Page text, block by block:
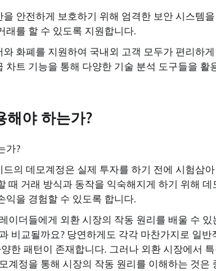
안전하게 보호하기 위해 엄격한 보안 시스템
래를 할 수 있도록 지원합니다.
화폐를 지원하여 국내외 고객 모두가 편리하
차트 기능을 통해 다양한 기술 분석 도구들을 활
해야 하는가?
가?
의 데모계정은 실제 투자를 하기 전에 시험삼
때 거래 방식과 동작을 익숙해지게 하기 위해
익을 경험할 수 있도록 합니다.
이더들에게 외환 시장의 작동 원리를 배울 수
비교될까요? 당연하게도 각각 마찬가지로 일
한 패턴이 존재합니다. 그러나 외환 시장에서
계정을 통해 시장의 작동 원리를 이해하는 것은